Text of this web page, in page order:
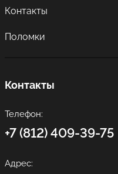
Контакты
Поломки
Контакты
Телефон:
+7 (812) 409-39-75
Адрес: